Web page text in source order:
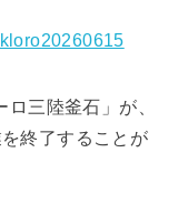
三陸釜石」が、
終了することが